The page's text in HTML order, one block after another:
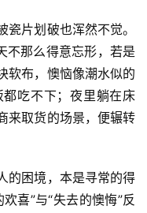
片划破也浑然不觉。
不那么得意忘形，若是
软布，懊恼像潮水似的
吃不下；夜里躺在床
来取货的场景，便辗转
的困境，本是寻常的得
喜”与“失去的懊悔”反